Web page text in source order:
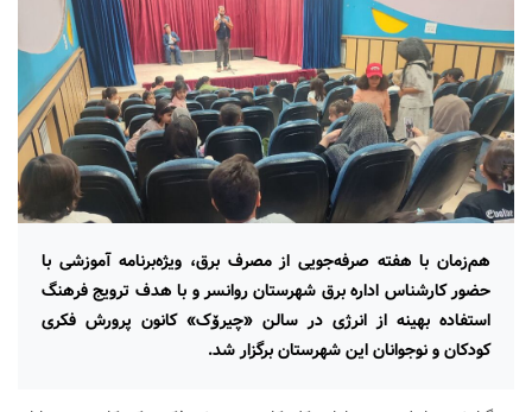
هم‌زمان با هفته صرفه‌جویی از مصرف برق، ویژه‌برنامه آموزشی با
حضور کارشناس اداره برق شهرستان روانسر و با هدف ترویج فرهنگ
استفاده بهینه از انرژی در سالن «چیرۆک» کانون پرورش فکری
کودکان و نوجوانان این شهرستان برگزار شد.